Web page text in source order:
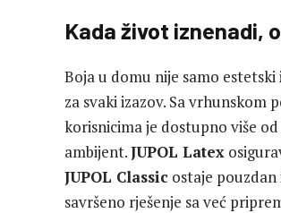
Kada život iznenadi,
Boja u domu nije samo
za svaki izazov. Sa vrhunskom
korisnicima je dostupno više
ambijent.JUPOL Latex
JUPOL Classic ostaje
savršeno rješenje sa već